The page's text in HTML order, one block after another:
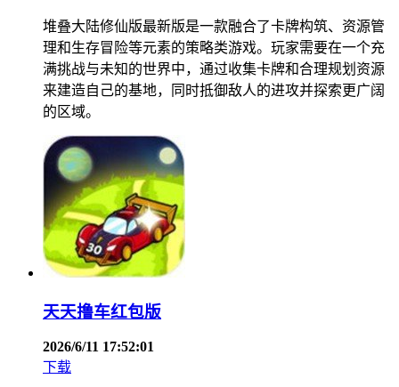
堆叠大陆修仙版最新版是一款融合了卡牌构筑、资源管
理和生存冒险等元素的策略类游戏。玩家需要在一个充
满挑战与未知的世界中，通过收集卡牌和合理规划资源
来建造自己的基地，同时抵御敌人的进攻并探索更广阔
的区域。
天天撸车红包版
2026/6/11 17:52:01
下载